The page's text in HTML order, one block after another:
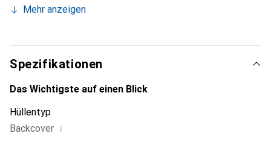
unverzichtbaren Accessoire Ihres Smartphones.
die Marke Noreve eine sichere Wahl für eine
anspruchsvolle Kundschaft.
Mehr anzeigen
Spezifikationen
Das Wichtigste auf einen Blick
Hüllentyp
Backcover i